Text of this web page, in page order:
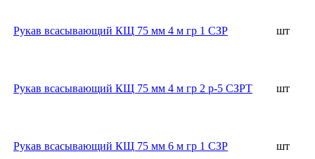
Рукав всасывающий КЩ 75 мм 4 м гр 1 СЗР шт
Рукав всасывающий КЩ 75 мм 4 м гр 2 р-5 СЗРТ шт
Рукав всасывающий КЩ 75 мм 6 м гр 1 СЗР шт